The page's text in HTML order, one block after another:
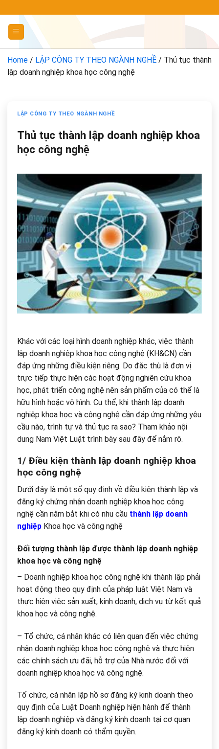
đến
dung
Home / LẬP CÔNG TY THEO NGÀNH NGHỀ / Thủ tục thành
lập doanh nghiệp khoa học công nghệ
LẬP CÔNG TY THEO NGÀNH NGHỀ
Thủ tục thành lập doanh nghiệp khoa
học công nghệ
Khác với các loại hình doanh nghiệp khác, việc thành
lập doanh nghiệp khoa học công nghệ (KH&CN) cần
đáp ứng những điều kiện riêng. Do đặc thù là đơn vị
trực tiếp thực hiện các hoạt động nghiên cứu khoa
học, phát triển công nghệ nên sản phẩm của có thể là
hữu hình hoặc vô hình. Cụ thể, khi thành lập doanh
nghiệp khoa học và công nghệ cần đáp ứng những yêu
cầu nào, trình tự và thủ tục ra sao? Tham khảo nội
dung Nam Việt Luật trình bày sau đây để nắm rõ.
1/ Điều kiện thành lập doanh nghiệp khoa
học công nghệ
Dưới đây là một số quy định về điều kiện thành lập và
đăng ký chứng nhận doanh nghiệp khoa học công
nghệ cần nắm bắt khi có nhu cầu thành lập doanh
nghiệp Khoa học và công nghệ
Đối tượng thành lập được thành lập doanh nghiệp
khoa học và công nghệ
– Doanh nghiệp khoa học công nghệ khi thành lập phải
hoạt động theo quy định của pháp luật Việt Nam và
thực hiện việc sản xuất, kinh doanh, dịch vụ từ kết quả
khoa học và công nghệ.
– Tổ chức, cá nhân khác có liên quan đến việc chứng
nhận doanh nghiệp khoa học công nghệ và thực hiện
các chính sách ưu đãi, hỗ trợ của Nhà nước đối với
doanh nghiệp khoa học và công nghệ.
Tổ chức, cá nhân lập hồ sơ đăng ký kinh doanh theo
quy định của Luật Doanh nghiệp hiện hành để thành
lập doanh nghiệp và đăng ký kinh doanh tại cơ quan
đăng ký kinh doanh có thẩm quyền.